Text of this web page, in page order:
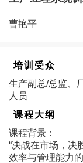
曹艳平
培训受众
生产副总/总监、
人员
课程大纲
课程背景：
“决战在市场，决
效率与管理能力的